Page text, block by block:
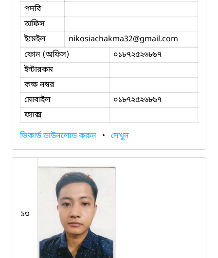
পদবি
অফিস
ইমেইল
nikosiachakma32@gmail.com
ফোন (অফিস)
০১৮৭২৫২৬৮৯৭
ইন্টারকম
কক্ষ নম্বর
মোবাইল
০১৮৭২৫২৬৮৯৭
ফ্যাক্স
ভিকার্ড ডাউনলোড করুন • দেখুন
১৩